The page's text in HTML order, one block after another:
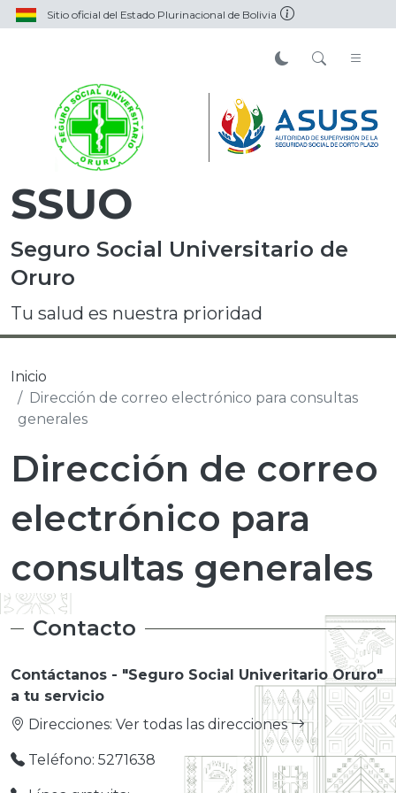
Sitio oficial del Estado Plurinacional de Bolivia
SSUO
Seguro Social Universitario de
Oruro
Tu salud es nuestra prioridad
Inicio
Dirección de correo electrónico para consultas
generales
Dirección de correo
electrónico para
consultas generales
Contacto
Contáctanos - "Seguro Social Univeritario Oruro"
a tu servicio
Direcciones: Ver todas las direcciones
Teléfono: 5271638